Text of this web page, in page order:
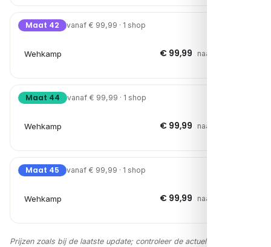
Maat 42 vanaf € 99,99 · 1 shop
Wehkamp € 99,99 naar shop →
Maat 44 vanaf € 99,99 · 1 shop
Wehkamp € 99,99 naar shop →
Maat 45 vanaf € 99,99 · 1 shop
Wehkamp € 99,99 naar shop →
Prijzen zoals bij de laatste update; controleer de actuele prijs in de